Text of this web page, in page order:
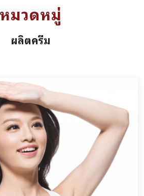
หมวดหมู่
ผลิตครีม